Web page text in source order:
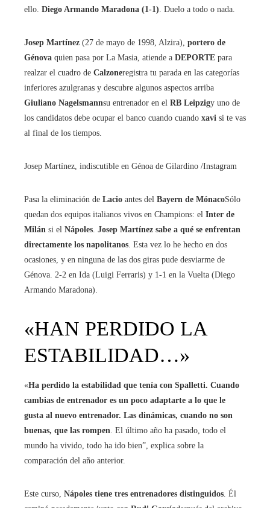
ello. Diego Armando Maradona (1-1). Duelo a todo o nada.
Josep Martínez (27 de mayo de 1998, Alzira), portero de
Génova quien pasa por La Masia, atiende a DEPORTE para
realzar el cuadro de Calzoneregistra tu parada en las categorías
inferiores azulgranas y descubre algunos aspectos arriba
Giuliano Nagelsmannsu entrenador en el RB Leipzigy uno de
los candidatos debe ocupar el banco cuando cuando xavi si te vas
al final de los tiempos.
Josep Martínez, indiscutible en Génoa de Gilardino /Instagram
Pasa la eliminación de Lacio antes del Bayern de MónacoSólo
quedan dos equipos italianos vivos en Champions: el Inter de
Milán si el Nápoles. Josep Martínez sabe a qué se enfrentan
directamente los napolitanos. Esta vez lo he hecho en dos
ocasiones, y en ninguna de las dos giras pude desviarme de
Génova. 2-2 en Ida (Luigi Ferraris) y 1-1 en la Vuelta (Diego
Armando Maradona).
«HAN PERDIDO LA
ESTABILIDAD…»
«Ha perdido la estabilidad que tenía con Spalletti. Cuando
cambias de entrenador es un poco adaptarte a lo que le
gusta al nuevo entrenador. Las dinámicas, cuando no son
buenas, que las rompen. El último año ha pasado, todo el
mundo ha vivido, todo ha ido bien”, explica sobre la
comparación del año anterior.
Este curso, Nápoles tiene tres entrenadores distinguidos. Él